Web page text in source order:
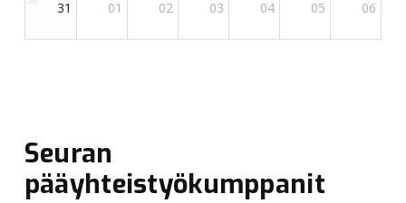
Seuran
pääyhteistyökumppanit